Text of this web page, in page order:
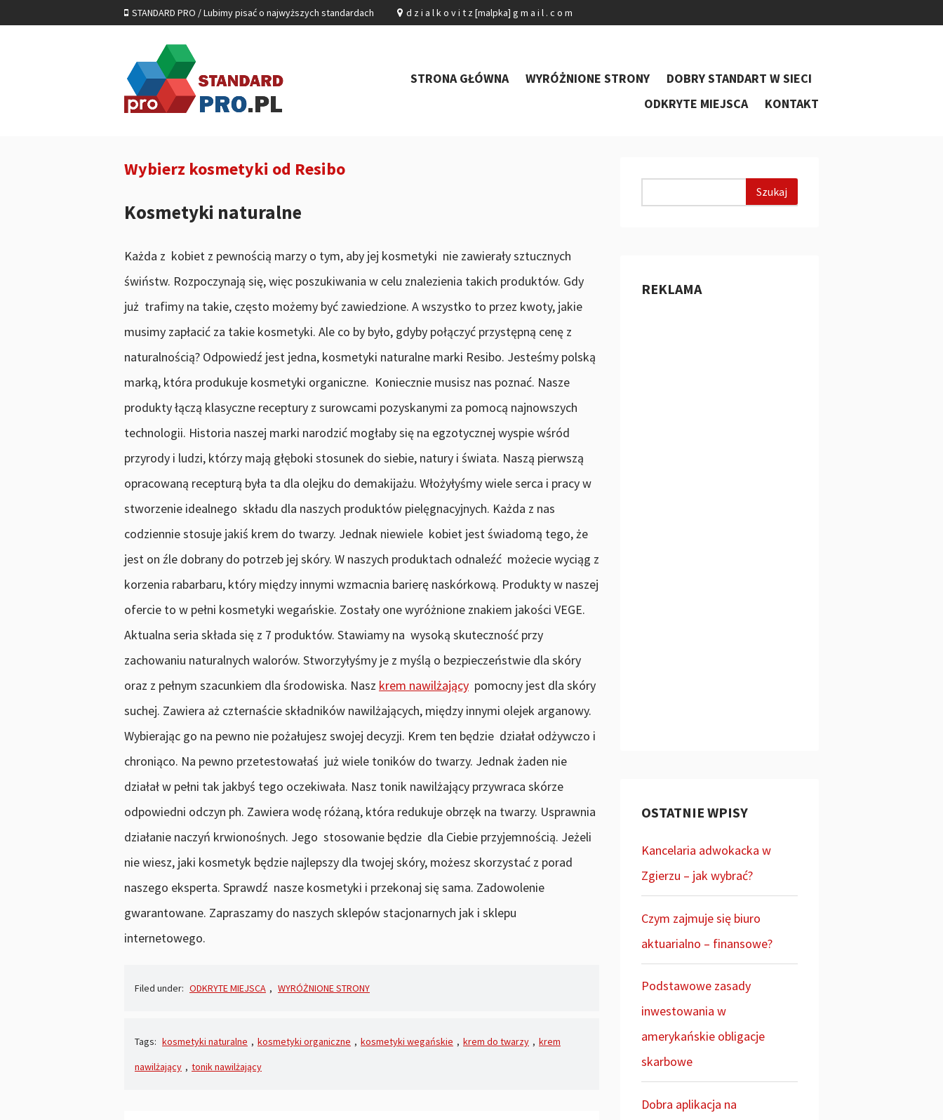
STANDARD PRO / Lubimy pisać o najwyższych standardach d z i a l k o v i t z [malpka] g m a i l . c o m
STRONA GŁÓWNA WYRÓŻNIONE STRONY
DOBRY STANDART W SIECI
ODKRYTE MIEJSCA
KONTAKT
Wybierz kosmetyki od Resibo
Kosmetyki naturalne
Każda z kobiet z pewnością marzy o tym, aby jej kosmetyki nie zawierały sztucznych
świństw. Rozpoczynają się, więc poszukiwania w celu znalezienia takich produktów. Gdy
już trafimy na takie, często możemy być zawiedzione. A wszystko to przez kwoty, jakie
musimy zapłacić za takie kosmetyki. Ale co by było, gdyby połączyć przystępną cenę z
naturalnością? Odpowiedź jest jedna, kosmetyki naturalne marki Resibo. Jesteśmy polską
marką, która produkuje kosmetyki organiczne. Koniecznie musisz nas poznać. Nasze
produkty łączą klasyczne receptury z surowcami pozyskanymi za pomocą najnowszych
technologii. Historia naszej marki narodzić mogłaby się na egzotycznej wyspie wśród
przyrody i ludzi, którzy mają głęboki stosunek do siebie, natury i świata. Naszą pierwszą
opracowaną recepturą była ta dla olejku do demakijażu. Włożyłyśmy wiele serca i pracy w
stworzenie idealnego składu dla naszych produktów pielęgnacyjnych. Każda z nas
codziennie stosuje jakiś krem do twarzy. Jednak niewiele kobiet jest świadomą tego, że
jest on źle dobrany do potrzeb jej skóry. W naszych produktach odnaleźć możecie wyciąg z
korzenia rabarbaru, który między innymi wzmacnia barierę naskórkową. Produkty w naszej
ofercie to w pełni kosmetyki wegańskie. Zostały one wyróżnione znakiem jakości VEGE.
Aktualna seria składa się z 7 produktów. Stawiamy na wysoką skuteczność przy
zachowaniu naturalnych walorów. Stworzyłyśmy je z myślą o bezpieczeństwie dla skóry
oraz z pełnym szacunkiem dla środowiska. Nasz krem nawilżający pomocny jest dla skóry
suchej. Zawiera aż czternaście składników nawilżających, między innymi olejek arganowy.
Wybierając go na pewno nie pożałujesz swojej decyzji. Krem ten będzie działał odżywczo i
chroniąco. Na pewno przetestowałaś już wiele toników do twarzy. Jednak żaden nie
działał w pełni tak jakbyś tego oczekiwała. Nasz tonik nawilżający przywraca skórze
odpowiedni odczyn ph. Zawiera wodę różaną, która redukuje obrzęk na twarzy. Usprawnia
działanie naczyń krwionośnych. Jego stosowanie będzie dla Ciebie przyjemnością. Jeżeli
nie wiesz, jaki kosmetyk będzie najlepszy dla twojej skóry, możesz skorzystać z porad
naszego eksperta. Sprawdź nasze kosmetyki i przekonaj się sama. Zadowolenie
gwarantowane. Zapraszamy do naszych sklepów stacjonarnych jak i sklepu
internetowego.
Filed under: ODKRYTE MIEJSCA , WYRÓŻNIONE STRONY
Tags: kosmetyki naturalne , kosmetyki organiczne , kosmetyki wegańskie , krem do twarzy , krem
nawilżający , tonik nawilżający
REKLAMA
OSTATNIE WPISY
Kancelaria adwokacka w
Zgierzu – jak wybrać?
Czym zajmuje się biuro
aktuarialno – finansowe?
Podstawowe zasady
inwestowania w
amerykańskie obligacje
skarbowe
Dobra aplikacja na